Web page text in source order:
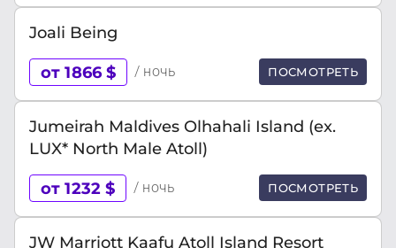
Joali Being
от 1866 $ / ночь ПОСМОТРЕТЬ
Jumeirah Maldives Olhahali Island (ex.
LUX* North Male Atoll)
от 1232 $ / ночь ПОСМОТРЕТЬ
JW Marriott Kaafu Atoll Island Resort